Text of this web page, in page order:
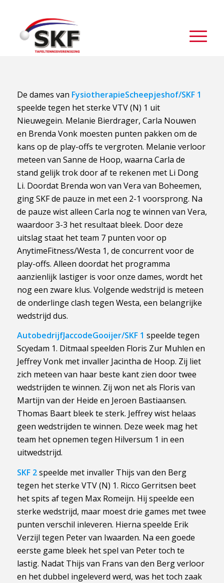
De dames van FysiotherapieScheepjeshof/SKF 1
speelde tegen het sterke VTV (N) 1 uit
Nieuwegein. Melanie Bierdrager, Carla Nouwen
en Brenda Vonk moesten punten pakken om de
kans op de play-offs te vergroten. Melanie verloor
meteen van Sanne de Hoop, waarna Carla de
stand gelijk trok door af te rekenen met Li Dong
Li. Doordat Brenda won van Vera van Boheemen,
ging SKF de pauze in met een 2-1 voorsprong. Na
de pauze wist alleen Carla nog te winnen van Vera,
waardoor 3-3 het resultaat bleek. Door deze
uitslag staat het team 7 punten voor op
AnytimeFitness/Westa 1, de concurrent voor de
play-offs. Alleen doordat het programma
aanzienlijk lastiger is voor onze dames, wordt het
nog een zware klus. Volgende wedstrijd is meteen
de onderlinge clash tegen Westa, een belangrijke
wedstrijd dus.
AutobedrijfJaccodeGooijer/SKF 1 speelde tegen
Scyedam 1. Ditmaal speelden Floris Zur Muhlen en
Jeffrey Vonk met invaller Jacintha de Hoop. Zij liet
zich meteen van haar beste kant zien door twee
wedstrijden te winnen. Zij won net als Floris van
Martijn van der Heide en Jeroen Bastiaansen.
Thomas Baart bleek te sterk. Jeffrey wist helaas
geen wedstrijden te winnen. Deze week mag het
team het opnemen tegen Hilversum 1 in een
uitwedstrijd.
SKF 2speelde met invaller Thijs van den Berg
tegen het sterke VTV (N) 1. Ricco Gerritsen beet
het spits af tegen Max Romeijn. Hij speelde een
sterke wedstrijd, maar moest drie games met twee
punten verschil inleveren. Hierna speelde Erik
Verzijl tegen Peter van Iwaarden. Na een goede
eerste game bleek het spel van Peter toch te
lastig. Nadat Thijs van Frans van den Berg verloor
en het dubbel ingeleverd werd, was het toch zaak